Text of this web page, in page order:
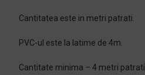
Cantitatea este in metri patrati.
PVC-ul este la latime de 4m.
Cantitate minima – 4 metri patrati.